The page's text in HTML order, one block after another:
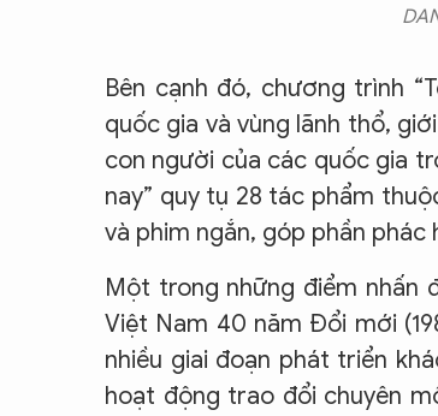
Bên cạnh đó, chương trình
quốc gia và vùng lãnh thổ,
con người của các quốc gia
nay” quy tụ 28 tác phẩm
và phim ngắn, góp phần phác
Một trong những điểm nhấn
Việt Nam 40 năm Đổi mới
nhiều giai đoạn phát triển
hoạt động trao đổi chuyên